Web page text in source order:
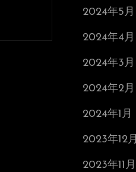
2024年5月
2024年4月
2024年3月
2024年2月
2024年1月
2023年12月
2023年11月